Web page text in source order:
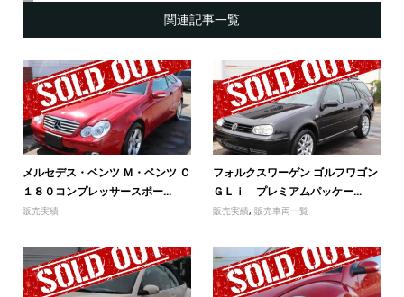
関連記事一覧
メルセデス・ベンツ Ｍ・ベンツ Ｃ
１８０コンプレッサースポー...
販売実績
フォルクスワーゲン ゴルフワゴン
ＧＬｉ プレミアムパッケー...
販売実績,販売車両一覧